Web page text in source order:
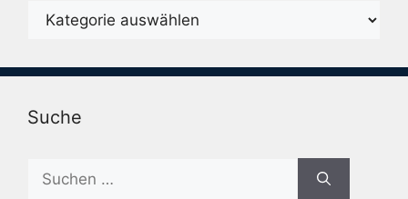
Karegorien
Suche
Suche
nach: